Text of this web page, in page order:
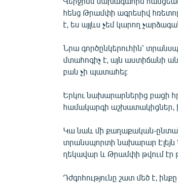
հենց Թրամփի ագրեսիվ
է, ես այլևս չեմ կարող
Նրա գործընկերուհին՝
մտահոգիչ է, այն աստիճանի
բան չի պատահել:
Երկու նախարարներից բացի
համակարգի աշխատակիցներ,
Կա նաև մի քաղաքական-
տրանսպորտի նախարար
ղեկավար և Թրամփի թվում էր
Դժգոհությունը շատ մեծ է,